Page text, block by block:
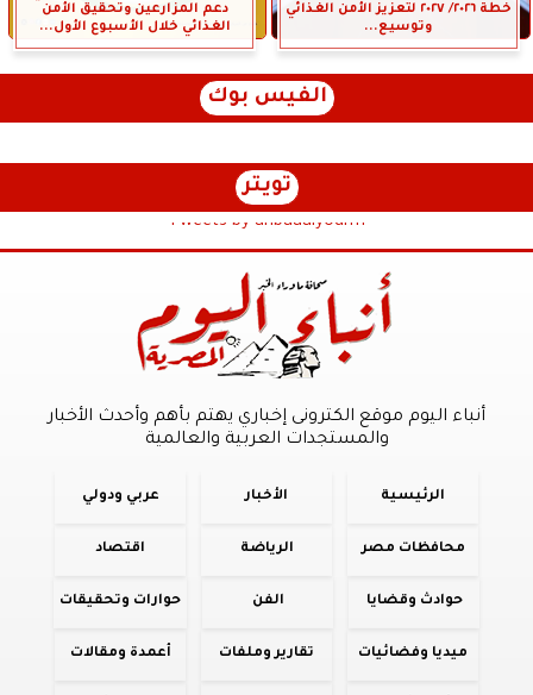
خطة ٢٠٢٦/ ٢٠٢٧ لتعزيز الأمن الغذائي
وتوسيع...
دعم المزارعين وتحقيق الأمن
الغذائي خلال الأسبوع الأول...
الفيس بوك
تويتر
Tweets by anbaaalyoum1
أنباء اليوم موقع الكترونى إخباري يهتم بأهم وأحدث الأخبار
والمستجدات العربية والعالمية
الرئيسية الأخبار عربي ودولي
محافظات مصر الرياضة اقتصاد
حوادث وقضايا الفن حوارات وتحقيقات
ميديا وفضائيات تقارير وملفات أعمدة ومقالات